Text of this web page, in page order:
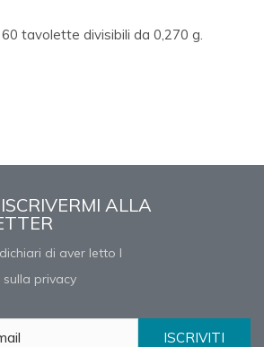
tavolette divisibili da 0,270 g.
ALLA
di aver letto l
privacy
ISCRIVITI